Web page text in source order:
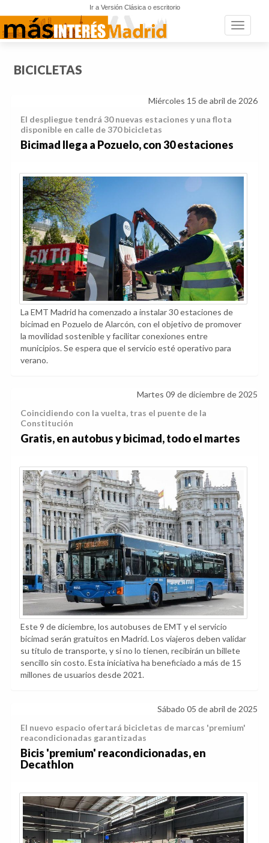
Ir a Versión Clásica o escritorio
Toggle
BICICLETAS
Miércoles 15 de abril de 2026
El despliegue tendrá 30 nuevas estaciones y una flota
disponible en calle de 370 bicicletas
Bicimad llega a Pozuelo, con 30 estaciones
La EMT Madrid ha comenzado a instalar 30 estaciones de
bicimad en Pozuelo de Alarcón, con el objetivo de promover
la movilidad sostenible y facilitar conexiones entre
municipios. Se espera que el servicio esté operativo para
verano.
Martes 09 de diciembre de 2025
Coincidiendo con la vuelta, tras el puente de la
Constitución
Gratis, en autobus y bicimad, todo el martes
Este 9 de diciembre, los autobuses de EMT y el servicio
bicimad serán gratuitos en Madrid. Los viajeros deben validar
su título de transporte, y si no lo tienen, recibirán un billete
sencillo sin costo. Esta iniciativa ha beneficiado a más de 15
millones de usuarios desde 2021.
Sábado 05 de abril de 2025
El nuevo espacio ofertará bicicletas de marcas 'premium'
reacondicionadas garantizadas
Bicis 'premium' reacondicionadas, en
Decathlon